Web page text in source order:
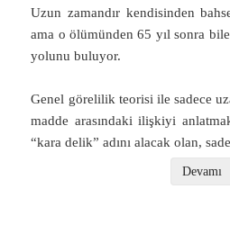
Uzun zamandır kendisinden
ama o ölümünden 65 yıl sonra
yolunu buluyor.
Genel görelilik teorisi ile sadece
madde arasındaki ilişkiyi
“kara delik” adını alacak olan,
Devamı